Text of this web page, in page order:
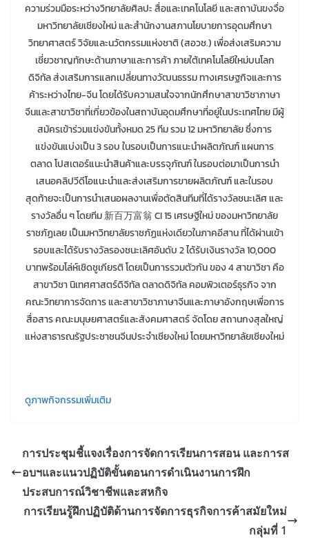
ความร่วมมือระหว่างวิทยาลัยศิลปะ สื่อและเทคโนโลยี และสถาบันขงจื่อ
มหาวิทยาลัยเชียงใหม่ และสำนักงานสภานโยบายการอุดมศึกษา
วิทยาศาสตร์ วิจัยและนวัตกรรมแห่งชาติ (สอวช.) เพื่อส่งเสริมความ
เชี่ยวชาญทักษะด้านภาษาและการค้า ภายใต้เทคโนโลยีใหม่บนโลก
ดิจิทัล ส่งเสริมการแลกเปลี่ยนทางวัฒนธรรม ทางเศรษฐกิจและการ
ค้าระหว่างไทย-จีน โดยได้รับความสนใจจากนักศึกษาสาขาวิชาภาษา
จีนและสาขาวิชาที่เกี่ยวข้องในสถาบันอุดมศึกษาที่อยู่ในประเทศไทย มีผู้
สมัครเข้าร่วมแข่งขันทั้งหมด 25 ทีม รวม 12 มหาวิทยาลัย ซึ่งการ
แข่งขันแบ่งเป็น 3 รอบ ในรอบเป็นการแนะนำผลิตภัณฑ์ แผนการ
ตลาด โปสเตอร์แนะนำสินค้าและบรรจุภัณฑ์ ในรอบต่อมาเป็นการนำ
เสนอคลิปวีดีโอแนะนำและส่งเสริมการขายผลิตภัณฑ์ และในรอบ
สุดท้ายจะเป็นการนำเสนอผลงานเพื่อตัดสินทีมที่ได้รางวัลชนะเลิศ และ
รางวัลอื่น ๆ โดยทีม 新百万富翁 CI 15 เศรษฐีใหม่ ของมหาวิทยาลัย
ราชภัฏเลย เป็นมหาวิทยาลัยราชภัฏแห่งเดียวในภาคอีสาน ที่ได้ผ่านเข้า
รอบและได้รับรางวัลรองชนะเลิศอันดับ 2 ได้รับเงินรางวัล 10,000
บาทพร้อมโล่ห์เชิดชูเกียรติ โดยเป็นการรวมตัวกัน ของ 4 สาขาวิชา คือ
สาขาวิชา นิเทศศาสตร์ดิจิทัล ตลาดดิจิทัล คอมพิวเตอร์ธุรกิจ จาก
คณะวิทยาการจัดการ และสาขาวิชาภาษาจีนและภาษาอังกฤษเพื่อการ
สื่อสาร คณะมนุษยศาสตร์และสังคมศาสตร์ จัดโดย สถานกงสุลใหญ่
แห่งสาธารณรัฐประชาชนจีนประจำเชียงใหม่ โดยมหาวิทยาลัยเชียงใหม่
ดูภาพกิจกรรมเพิ่มเติม
การประชุมชี้แจงเรื่องการจัดการเรียนการสอน และการส
อบฯและแนวปฏิบัติขั้นตอนการดำเนินงานการฝึก
ประสบการณ์วิชาชีพและสหกิจ
การเรียนรู้ฝึกปฏิบัติด้านการจัดการธุรกิจการค้าสมัยใหม่
กลุ่มที่ 1